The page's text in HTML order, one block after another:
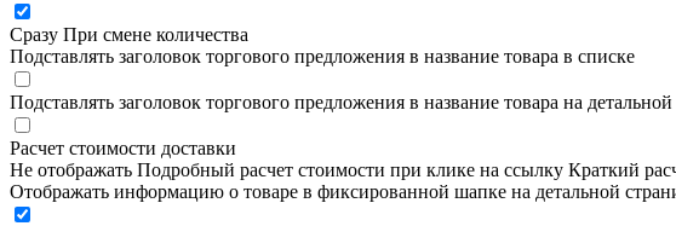
Сразу При смене количества
Подставлять заголовок торгового предложения в название товара в списке
Подставлять заголовок торгового предложения в название товара на
Расчет стоимости доставки
Не отображать Подробный расчет стоимости при клике на ссылку Краткий
Отображать информацию о товаре в фиксированной шапке на детальной